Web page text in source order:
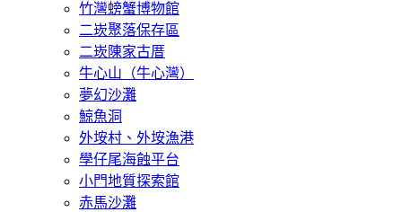
竹灣螃蟹博物館
二崁聚落保存區
二崁陳家古厝
牛心山（牛心灣）
夢幻沙灘
鯨魚洞
外垵村、外垵漁港
學仔尾海蝕平台
小門地質探索館
赤馬沙灘